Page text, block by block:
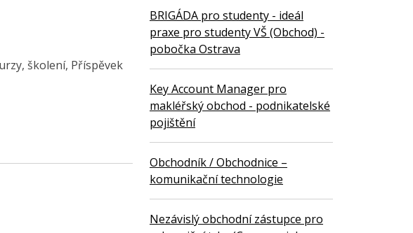
školení, Příspěvek
BRIGÁDA pro studenty - ideál
praxe pro studenty VŠ (Obchod) -
pobočka Ostrava
Key Account Manager pro
makléřský obchod - podnikatelské
pojištění
Obchodník / Obchodnice –
komunikační technologie
Nezávislý obchodní zástupce pro